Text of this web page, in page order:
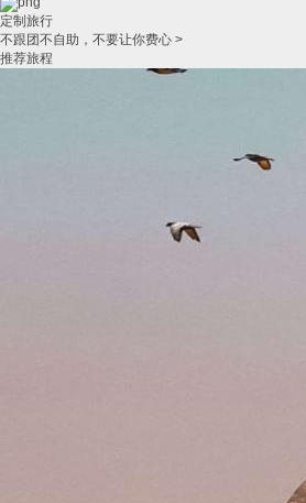
_
赞
比
亚
定制旅行
不跟团不自助，不要让你费心 >
推荐旅程